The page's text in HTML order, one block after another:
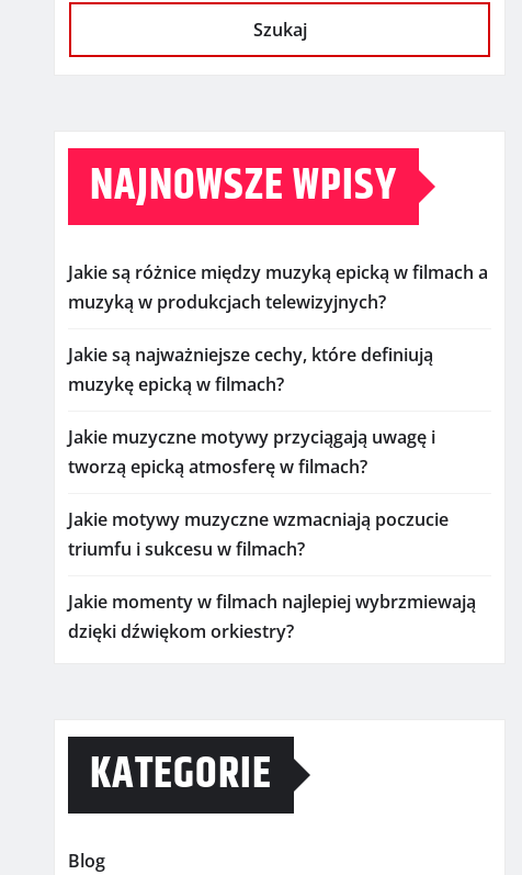
Szukaj
NAJNOWSZE WPISY
Jakie są różnice między muzyką epicką w filmach a
muzyką w produkcjach telewizyjnych?
Jakie są najważniejsze cechy, które definiują
muzykę epicką w filmach?
Jakie muzyczne motywy przyciągają uwagę i
tworzą epicką atmosferę w filmach?
Jakie motywy muzyczne wzmacniają poczucie
triumfu i sukcesu w filmach?
Jakie momenty w filmach najlepiej wybrzmiewają
dzięki dźwiękom orkiestry?
KATEGORIE
Blog